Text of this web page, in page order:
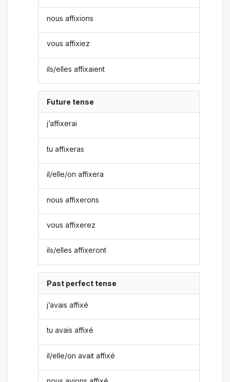
nous affixions
vous affixiez
ils/elles affixaient
Future tense
j’affixerai
tu affixeras
il/elle/on affixera
nous affixerons
vous affixerez
ils/elles affixeront
Past perfect tense
j’avais affixé
tu avais affixé
il/elle/on avait affixé